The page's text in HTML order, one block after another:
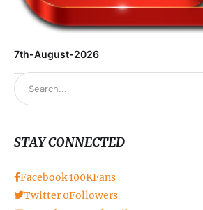
7th-August-2026
STAY CONNECTED
Facebook100KFans
Twitter 0Followers